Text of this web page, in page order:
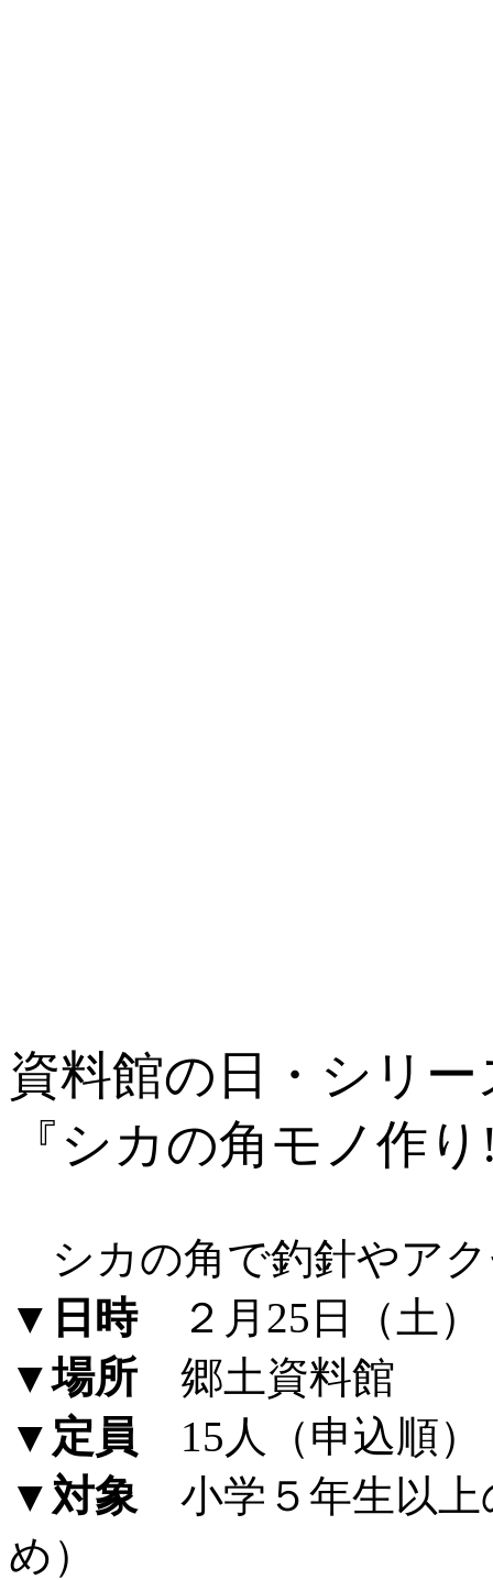
資料館の日・シリ
『シカの角モノ作
シカの角で釣針やア
▼日時２月25日（土
▼場所 郷土資料館
▼定員 15人（申込順）
▼対象小学５年生以上
め）